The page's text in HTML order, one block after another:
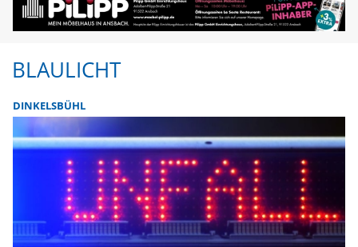
BLAULICHT
DINKELSBÜHL